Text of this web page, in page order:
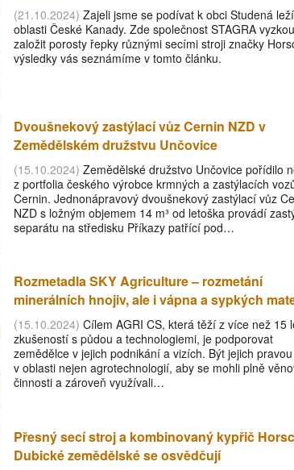
(21.10.2024) Zajeli jsme se podívat k obci Studená
oblasti České Kanady. Zde společnost STAGRA
založit porosty řepky různými secími stroji značky
výsledky vás seznámíme v tomto článku.
Dvoušnekový zastýlací vůz Cernin NZD v
Zemědělském družstvu Unčovice
(15.10.2024) Zemědělské družstvo Unčovice pořídilo
z portfolia českého výrobce krmných a zastýlacích
Cernin. Jednonápravový dvoušnekový zastýlací vůz
NZD s ložným objemem 14 m³ od letoška provádí
separátu na středisku Příkazy patřící pod…
Rozmetadla SKY Agriculture – rozmetání
minerálních hnojiv, ale i vápna a sypkých
(15.10.2024) Cílem AGRI CS, která těží z více než 15
zkušeností s půdou a technologiemi, je podporovat
zemědělce v jejich podnikání a vizích. Být jejich
v oblasti nejen agrotechnologií, aby se mohli plně
činnosti a zároveň využívali…
Přesný secí stroj a kombinovaný kypřič
Dubické zemědělské se osvědčují